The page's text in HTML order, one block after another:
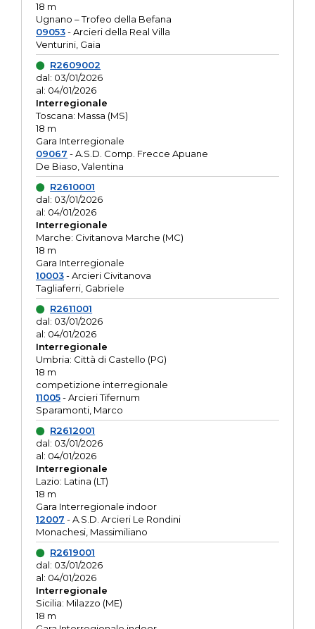
18 m
Ugnano – Trofeo della Befana
09053- Arcieri della Real Villa
Venturini, Gaia
R2609002
dal: 03/01/2026
al: 04/01/2026
Interregionale
Toscana: Massa (MS)
18 m
Gara Interregionale
09067 - A.S.D. Comp. Frecce Apuane
De Biaso, Valentina
R2610001
dal: 03/01/2026
al: 04/01/2026
Interregionale
Marche: Civitanova Marche (MC)
18 m
Gara Interregionale
10003- Arcieri Civitanova
Tagliaferri, Gabriele
R2611001
dal: 03/01/2026
al: 04/01/2026
Interregionale
Umbria: Città di Castello (PG)
18 m
competizione interregionale
11005- Arcieri Tifernum
Sparamonti, Marco
R2612001
dal: 03/01/2026
al: 04/01/2026
Interregionale
Lazio: Latina (LT)
18 m
Gara Interregionale indoor
12007 - A.S.D. Arcieri Le Rondini
Monachesi, Massimiliano
R2619001
dal: 03/01/2026
al: 04/01/2026
Interregionale
Sicilia: Milazzo (ME)
18 m